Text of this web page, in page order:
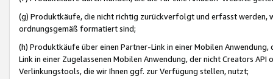
(g) Produktkäufe, die nicht richtig zurückverfolgt und erfasst werden,
ordnungsgemäß formatiert sind;
(h) Produktkäufe über einen Partner-Link in einer Mobilen
Link in einer Zugelassenen Mobilen Anwendung, der nicht Creators
Verlinkungstools, die wir Ihnen ggf. zur Verfügung stellen, nutzt;